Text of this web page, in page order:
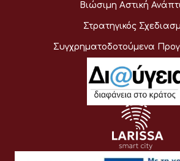
Βιώσιμη Αστική
Στρατηγικός
Συγχρηματοδοτούμενα